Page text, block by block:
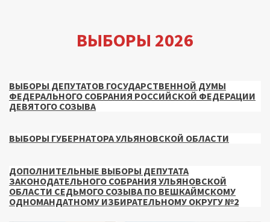
ВЫБОРЫ 2026
ВЫБОРЫ ДЕПУТАТОВ ГОСУДАРСТВЕННОЙ ДУМЫ
ФЕДЕРАЛЬНОГО СОБРАНИЯ РОССИЙСКОЙ ФЕДЕРАЦИИ
ДЕВЯТОГО СОЗЫВА
ВЫБОРЫ ГУБЕРНАТОРА УЛЬЯНОВСКОЙ ОБЛАСТИ
ДОПОЛНИТЕЛЬНЫЕ ВЫБОРЫ ДЕПУТАТА
ЗАКОНОДАТЕЛЬНОГО СОБРАНИЯ УЛЬЯНОВСКОЙ
ОБЛАСТИ СЕДЬМОГО СОЗЫВА ПО ВЕШКАЙМСКОМУ
ОДНОМАНДАТНОМУ ИЗБИРАТЕЛЬНОМУ ОКРУГУ №2